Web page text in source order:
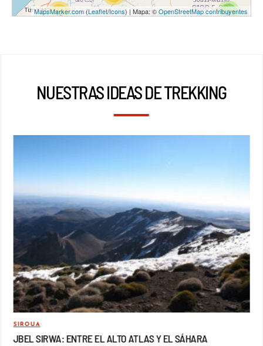
12 2
MapsMarker.com(Leaflet/Icons) | Mapa: ©OpenStreetMap contribuyentes
NUESTRAS IDEAS DE TREKKING
SIROUA
JBEL SIRWA: ENTRE EL ALTO ATLAS Y EL SÁHARA